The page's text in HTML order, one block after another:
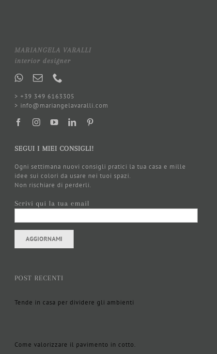
MARIANGELA VARALLI
interior designer
> +39 349 6163305
> info@mariangelavaralli.com
SEGUI I MIEI CONSIGLI!
Ogni settimana nuovi consigli pratici la tua casa e mille
idee sui colori da usare nei tuoi spazi.
Non rischiare di perderli.
Scrivi qui la tua email
POST RECENTI
Tende in casa per dividere gli ambienti
Come valorizzare il pavimento in cotto.